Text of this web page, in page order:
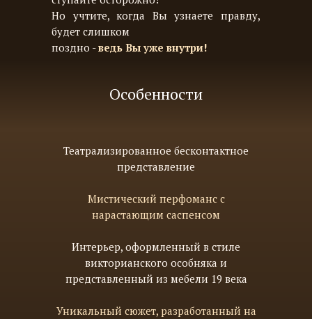
Но учтите, когда Вы узнаете правду,
будет слишком
поздно - ведь Вы уже внутри!
Особенности
Театрализированное бесконтактное
представление
Мистический перфоманс с
нарастающим саспенсом
Интерьер, оформленный в стиле
викторианского особняка и
представленный из мебели 19 века
Уникальный сюжет, разработанный на